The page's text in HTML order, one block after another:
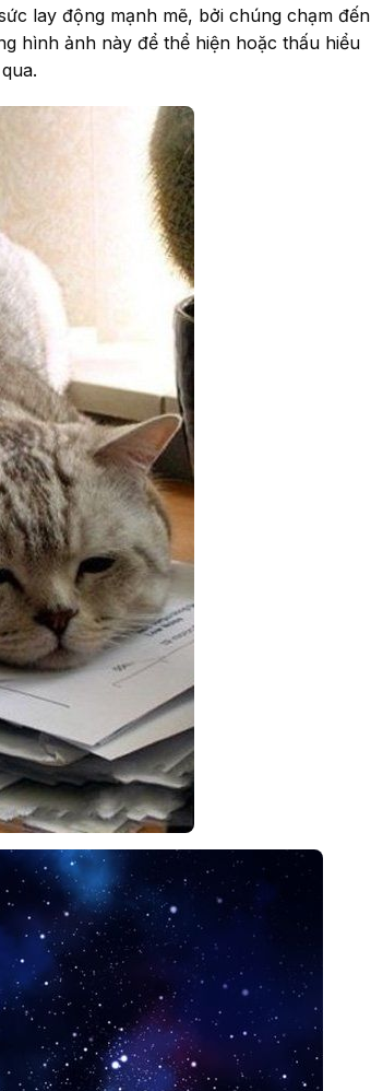
lay động mạnh mẽ, bởi chúng chạm đến
hình ảnh này để thể hiện hoặc thấu hiểu